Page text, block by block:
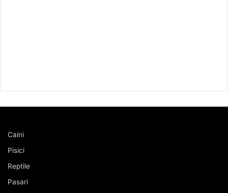
Caini
Pisici
Reptile
Pasari